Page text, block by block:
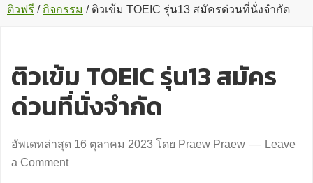
ติวฟรี / กิจกรรม /ติวเข้ม TOEIC รุ่น13 สมัครด่วนที่นั่งจำกัด
ติวเข้ม TOEIC รุ่น13 สมัคร
ด่วนที่นั่งจำกัด
อัพเดทล่าสุด 16 ตุลาคม 2023 โดย Praew Praew
Leave
a Comment